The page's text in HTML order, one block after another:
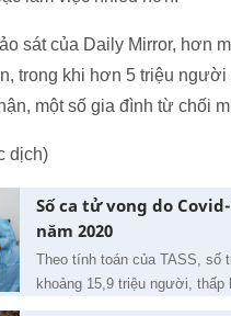
sát của Daily Mirror, hơn
trong khi hơn 5 triệu
một số gia đình từ chối
dịch)
Số ca tử vong do
năm 2020
Theo tính toán của TASS, số
khoảng 15,9 triệu người,